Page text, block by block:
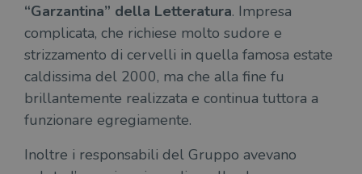
“Garzantina” della Letteratura. Impresa
complicata, che richiese molto sudore e
strizzamento di cervelli in quella famosa estate
caldissima del 2000, ma che alla fine fu
brillantemente realizzata e continua tuttora a
funzionare egregiamente.
Inoltre i responsabili del Gruppo avevano